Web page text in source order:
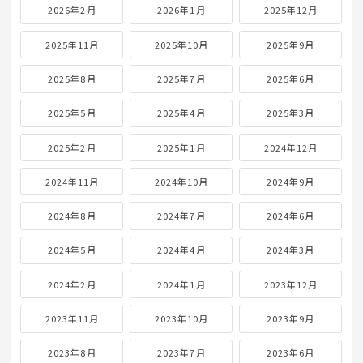
2026年2月 2026年1月 2025年12月
2025年11月 2025年10月 2025年9月
2025年8月 2025年7月 2025年6月
2025年5月 2025年4月 2025年3月
2025年2月 2025年1月 2024年12月
2024年11月 2024年10月 2024年9月
2024年8月 2024年7月 2024年6月
2024年5月 2024年4月 2024年3月
2024年2月 2024年1月 2023年12月
2023年11月 2023年10月 2023年9月
2023年8月 2023年7月 2023年6月